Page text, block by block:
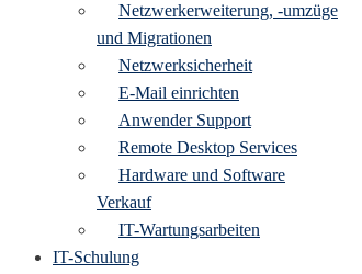
Netzwerkerweiterung, -umzüge
und Migrationen
Netzwerksicherheit
E-Mail einrichten
Anwender Support
Remote Desktop Services
Hardware und Software
Verkauf
IT-Wartungsarbeiten
IT-Schulung